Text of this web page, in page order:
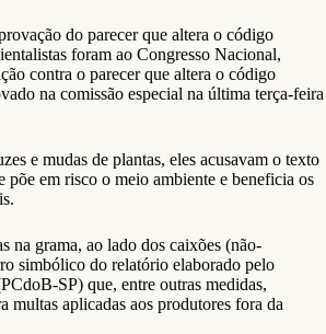
do parecer que altera o código
foram ao Congresso Nacional,
contra o parecer que altera o código
na comissão especial na última terça-feira
e mudas de plantas, eles acusavam o texto
põe em risco o meio ambiente e beneficia os
na grama, ao lado dos caixões (não-
simbólico do relatório elaborado pelo
SP) que, entre outras medidas,
multas aplicadas aos produtores fora da